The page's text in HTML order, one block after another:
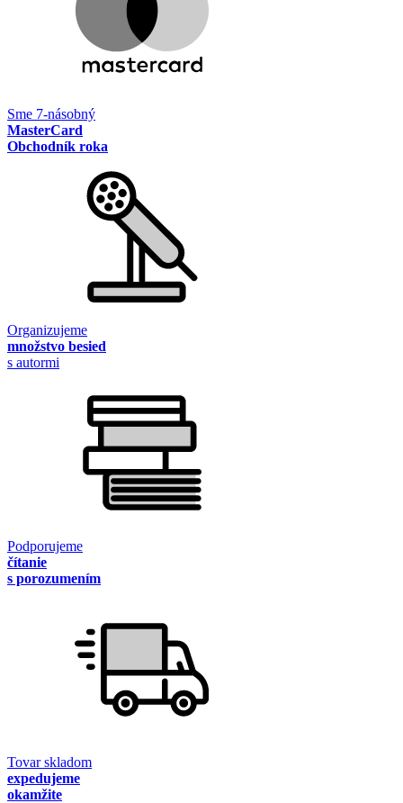
Sme 7-násobný
MasterCard
Obchodník roka
Organizujeme
množstvo besied
s autormi
Podporujeme
čítanie
s porozumením
Tovar skladom
expedujeme
okamžite